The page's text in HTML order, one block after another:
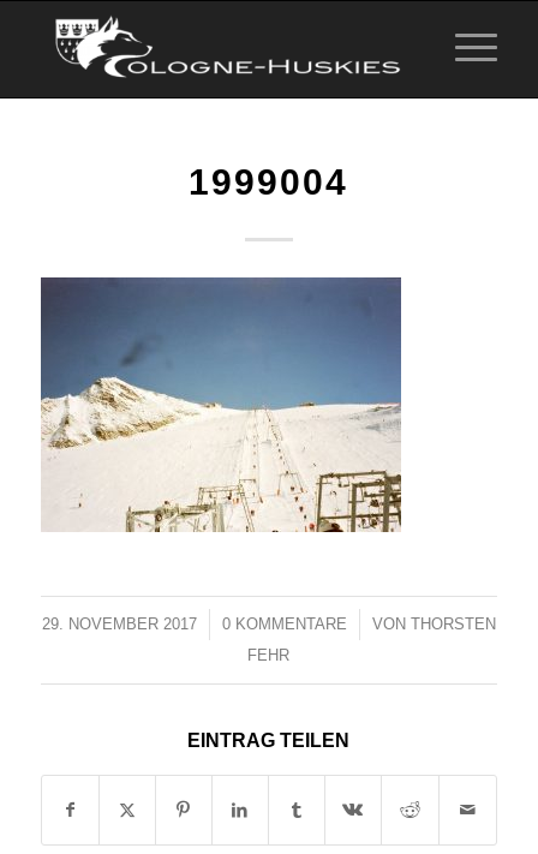
1999004
29. NOVEMBER 2017
/ 0 KOMMENTARE
/ VON THORSTEN
FEHR
EINTRAG TEILEN